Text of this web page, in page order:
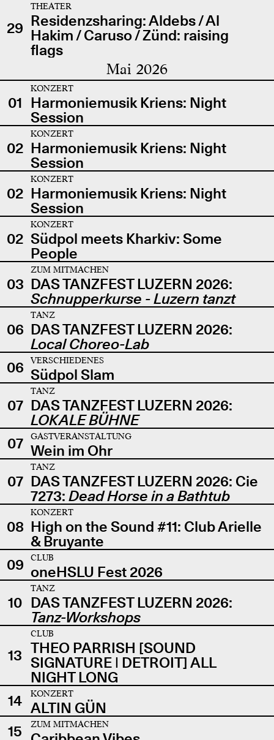
29
THEATER
Residenzsharing: Aldebs / Al
Hakim / Caruso / Zünd: raising
flags
Mai 2026
01
KONZERT
Harmoniemusik Kriens: Night
Session
02
KONZERT
Harmoniemusik Kriens: Night
Session
02
KONZERT
Harmoniemusik Kriens: Night
Session
02
KONZERT
Südpol meets Kharkiv: Some
People
03
ZUM MITMACHEN
DAS TANZFEST LUZERN 2026:
Schnupperkurse - Luzern tanzt
06
TANZ
DAS TANZFEST LUZERN 2026:
Local Choreo-Lab
06
VERSCHIEDENES
Südpol Slam
07
TANZ
DAS TANZFEST LUZERN 2026:
LOKALE BÜHNE
07
GASTVERANSTALTUNG
Wein im Ohr
07
TANZ
DAS TANZFEST LUZERN 2026: Cie
7273: Dead Horse in a Bathtub
08
KONZERT
High on the Sound #11: Club Arielle
& Bruyante
09
CLUB
oneHSLU Fest 2026
10
TANZ
DAS TANZFEST LUZERN 2026:
Tanz-Workshops
13
CLUB
THEO PARRISH [SOUND
SIGNATURE | DETROIT] ALL
NIGHT LONG
14
KONZERT
ALTIN GÜN
15
ZUM MITMACHEN